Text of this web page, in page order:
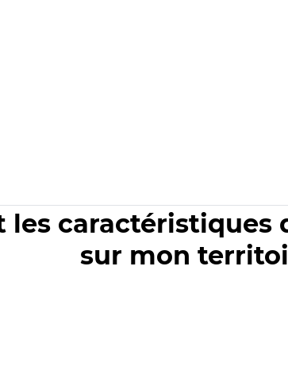
les caractéristiques
sur mon